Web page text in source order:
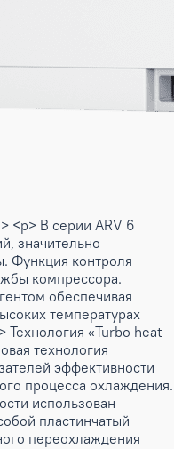
<p> В серии ARV 6
значительно
Функция контроля
компрессора.
обеспечивая
температурах
«Turbo heat
технология
эффективности
процесса охлаждения.
использован
пластинчатый
переохлаждения